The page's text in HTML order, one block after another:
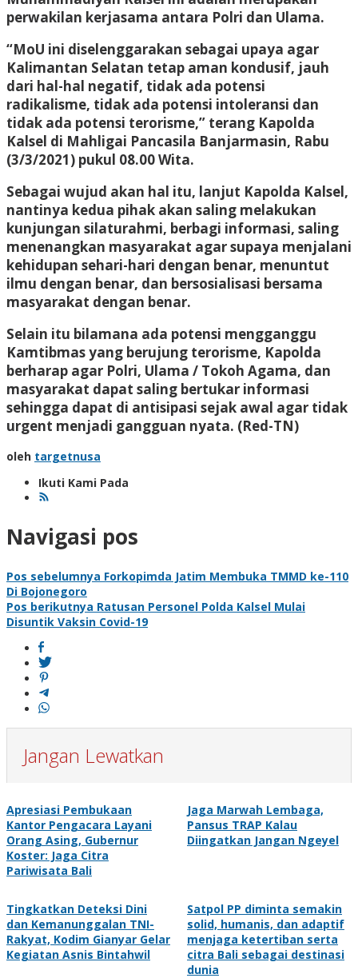
perwakilan kerjasama antara Polri dan Ulama.
“MoU ini diselenggarakan sebagai upaya agar
Kalimantan Selatan tetap aman kondusif, jauh
dari hal-hal negatif, tidak ada potensi
radikalisme, tidak ada potensi intoleransi dan
tidak ada potensi terorisme,” terang Kapolda
Kalsel di Mahligai Pancasila Banjarmasin, Rabu
(3/3/2021) pukul 08.00 Wita.
Sebagai wujud akan hal itu, lanjut Kapolda Kalsel,
nantinya kedua pihak akan saling melakukan
kunjungan silaturahmi, berbagi informasi, saling
menenangkan masyarakat agar supaya menjalani
kehidupan sehari-hari dengan benar, menuntut
ilmu dengan benar, dan bersosialisasi bersama
masyarakat dengan benar.
Selain itu bilamana ada potensi mengganggu
Kamtibmas yang berujung terorisme, Kapolda
berharap agar Polri, Ulama / Tokoh Agama, dan
masyarakat dapat saling bertukar informasi
sehingga dapat di antisipasi sejak awal agar tidak
urgent menjadi gangguan nyata. (Red-TN)
oleh targetnusa
Ikuti Kami Pada
Navigasi pos
Pos sebelumnya Forkopimda Jatim Membuka TMMD ke-110
Di Bojonegoro
Pos berikutnya Ratusan Personel Polda Kalsel Mulai
Disuntik Vaksin Covid-19
Jangan Lewatkan
Apresiasi Pembukaan
Kantor Pengacara Layani
Orang Asing, Gubernur
Koster: Jaga Citra
Pariwisata Bali
Jaga Marwah Lembaga,
Pansus TRAP Kalau
Diingatkan Jangan Ngeyel
Tingkatkan Deteksi Dini
dan Kemanunggalan TNI-
Rakyat, Kodim Gianyar Gelar
Kegiatan Asnis Bintahwil
Satpol PP diminta semakin
solid, humanis, dan adaptif
menjaga ketertiban serta
citra Bali sebagai destinasi
dunia